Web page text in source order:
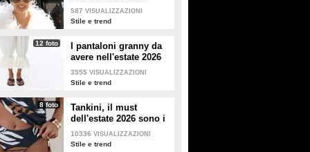
tendenza per l'estate
2026
587 VISUALIZZAZIONI
Stile e trend
12 foto
I pantaloni granny da
avere nell'estate 2026
3555 VISUALIZZAZIONI
Stile e trend
8 foto
Tankini, il must
dell'estate 2026 sono i
costumi con la canotta
10336 VISUALIZZAZIONI
Stile e trend